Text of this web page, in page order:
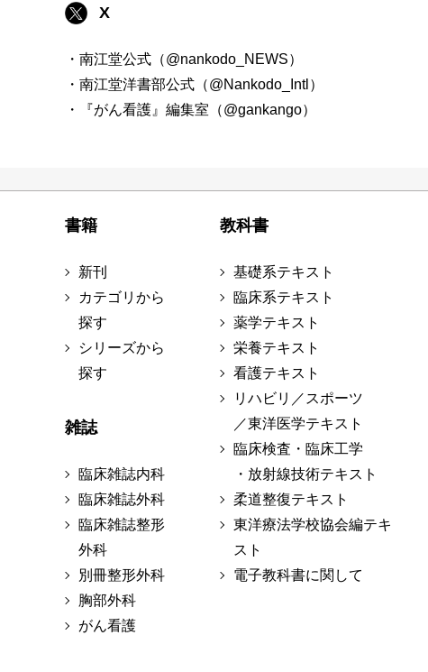
X
・南江堂公式（@nankodo_NEWS）
・南江堂洋書部公式（@Nankodo_Intl）
・『がん看護』編集室（@gankango）
書籍
新刊
カテゴリから
探す
シリーズから
探す
雑誌
臨床雑誌内科
臨床雑誌外科
臨床雑誌整形
外科
別冊整形外科
胸部外科
がん看護
教科書
基礎系テキスト
臨床系テキスト
薬学テキスト
栄養テキスト
看護テキスト
リハビリ／スポーツ
／東洋医学テキスト
臨床検査・臨床工学
・放射線技術テキスト
柔道整復テキスト
東洋療法学校協会編テキ
スト
電子教科書に関して